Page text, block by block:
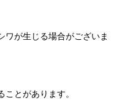
が生じる場合がございま
とがあります。